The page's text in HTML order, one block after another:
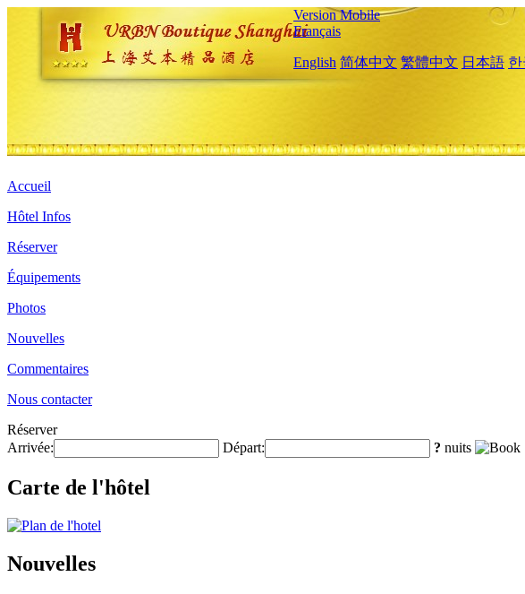
Version Mobile
Français
English 简体中文 繁體中文 日本語 한
Accueil
Hôtel Infos
Réserver
Équipements
Photos
Nouvelles
Commentaires
Nous contacter
Réserver
Arrivée:
Départ: ? nuits
Carte de l'hôtel
Nouvelles